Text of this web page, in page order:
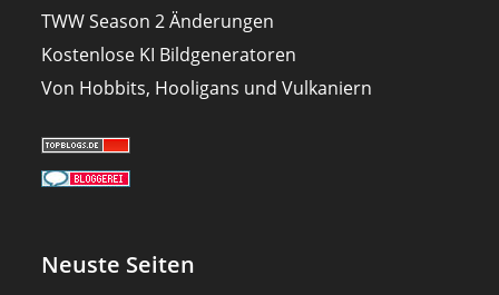
TWW Season 2 Änderungen
Kostenlose KI Bildgeneratoren
Von Hobbits, Hooligans und Vulkaniern
Neuste Seiten